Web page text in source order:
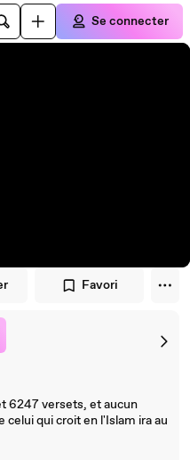
Se connecter
Favori
6247 versets, et aucun
qui croit en l'Islam ira au